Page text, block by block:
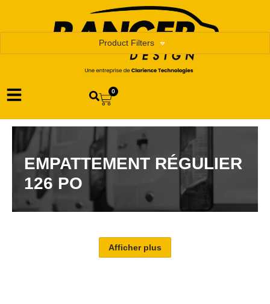
0
EMPATTEMENT RÉGULIER
126 PO
Product Filters